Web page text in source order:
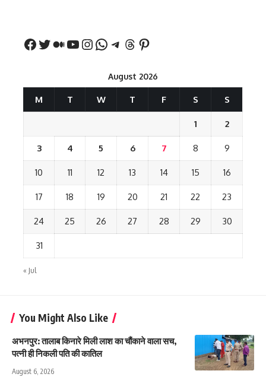
August 2026
M T W T F S S
1 2
3 4 5 6 7 8 9
10 11 12 13 14 15 16
17 18 19 20 21 22 23
24 25 26 27 28 29 30
31
« Jul
You Might Also Like
अभनपुर: तालाब किनारे मिली लाश का चौंकाने वाला सच,
पत्नी ही निकली पति की कातिल
August 6, 2026